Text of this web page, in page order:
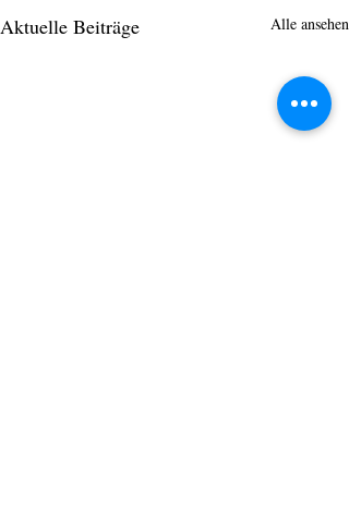
Aktuelle Beiträge Alle ansehen